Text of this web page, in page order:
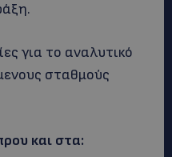
για το αναλυτικό
σταθμούς
και στα: